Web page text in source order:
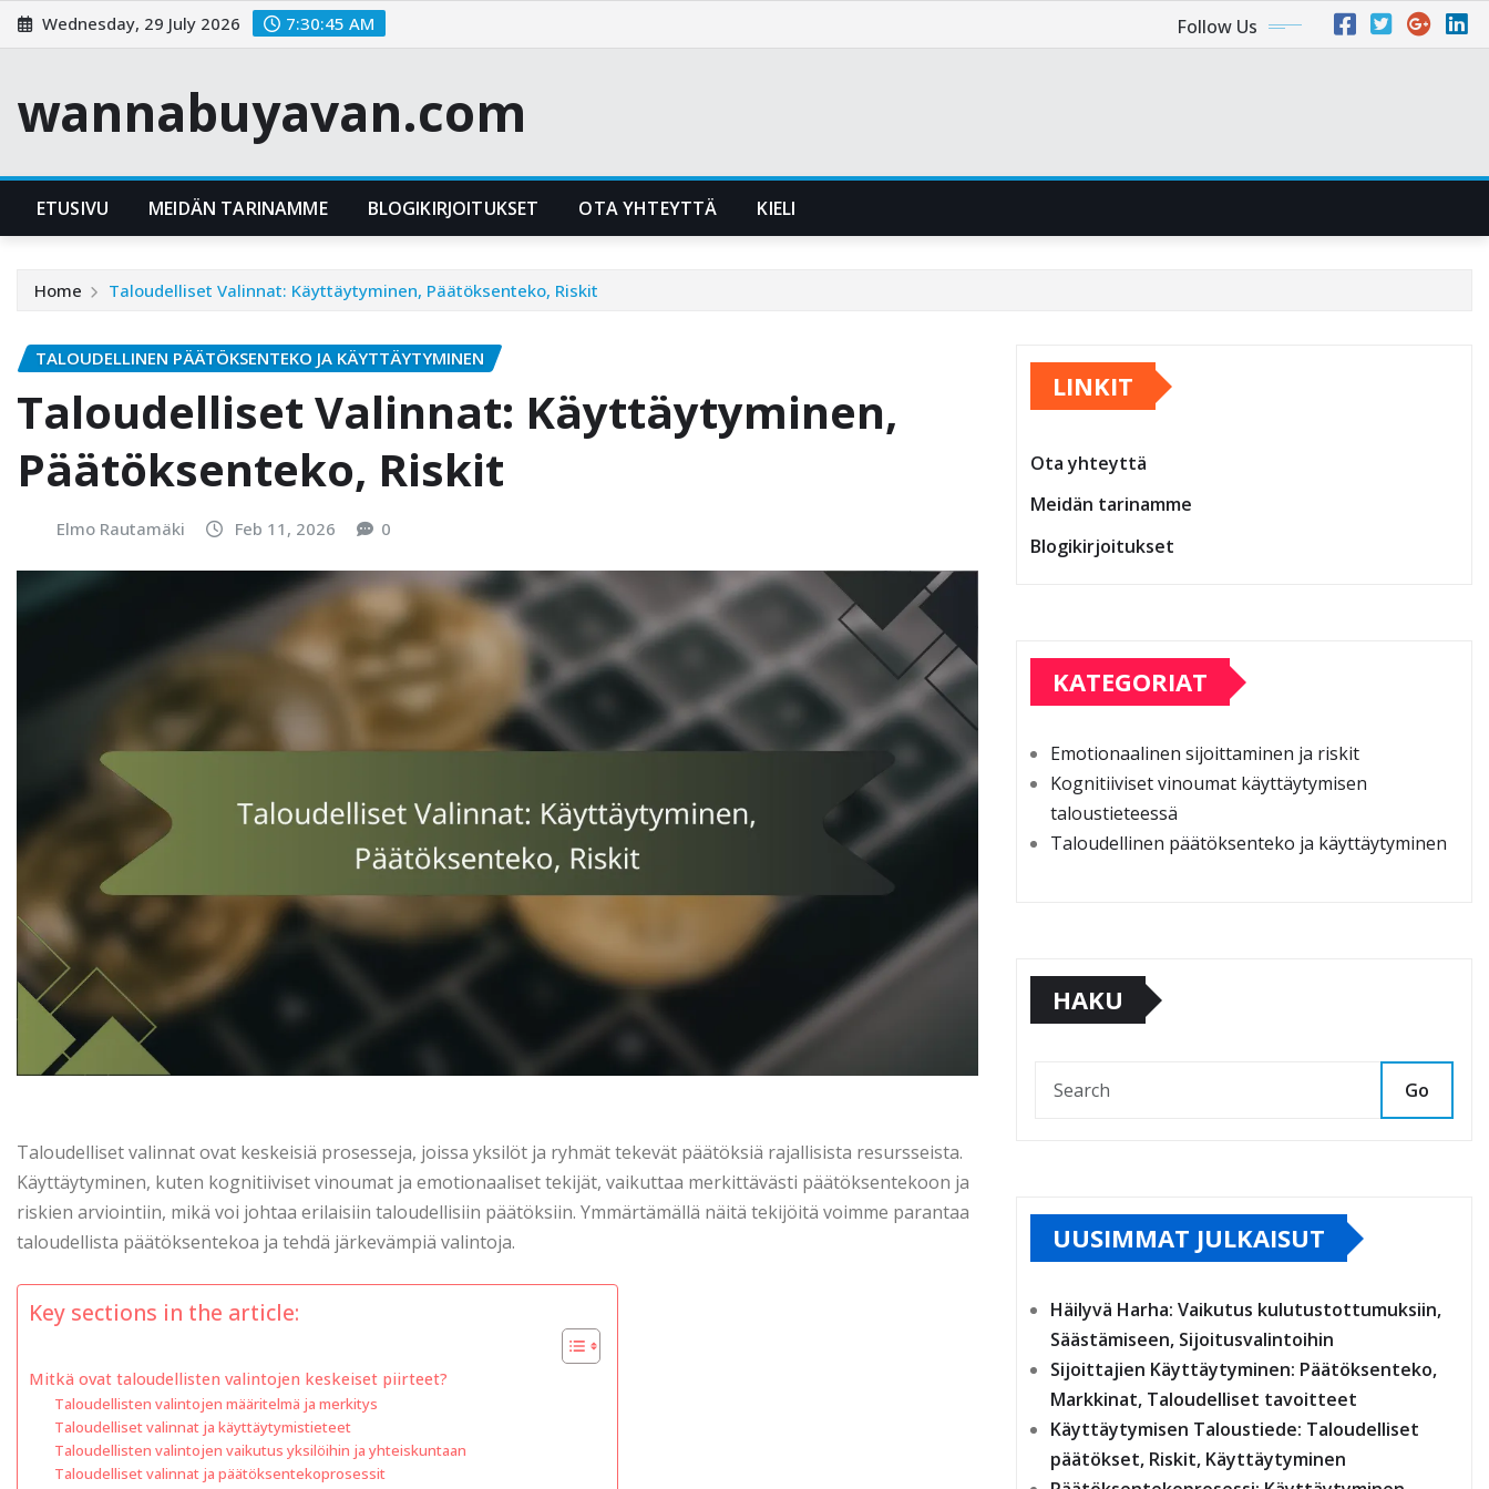
Skip
to
Wednesday, 29 July 2026 7:30:46 AM Follow Us
wannabuyavan.com
ETUSIVU MEIDÄN TARINAMME BLOGIKIRJOITUKSET OTA YHTEYTTÄ KIELI
Home Taloudelliset Valinnat: Käyttäytyminen, Päätöksenteko, Riskit
TALOUDELLINEN PÄÄTÖKSENTEKO JA KÄYTTÄYTYMINEN
Taloudelliset Valinnat: Käyttäytyminen,
Päätöksenteko, Riskit
Elmo Rautamäki Feb 11, 2026 0
Taloudelliset valinnat ovat keskeisiä prosesseja, joissa yksilöt ja ryhmät tekevät päätöksiä rajallisista resursseista.
Käyttäytyminen, kuten kognitiiviset vinoumat ja emotionaaliset tekijät, vaikuttaa merkittävästi päätöksentekoon ja
riskien arviointiin, mikä voi johtaa erilaisiin taloudellisiin päätöksiin. Ymmärtämällä näitä tekijöitä voimme parantaa
taloudellista päätöksentekoa ja tehdä järkevämpiä valintoja.
Key sections in the article:
Mitkä ovat taloudellisten valintojen keskeiset piirteet?
Taloudellisten valintojen määritelmä ja merkitys
Taloudelliset valinnat ja käyttäytymistieteet
Taloudellisten valintojen vaikutus yksilöihin ja yhteiskuntaan
Taloudelliset valinnat ja päätöksentekoprosessit
LINKIT
Ota yhteyttä
Meidän tarinamme
Blogikirjoitukset
KATEGORIAT
Emotionaalinen sijoittaminen ja riskit
Kognitiiviset vinoumat käyttäytymisen
taloustieteessä
Taloudellinen päätöksenteko ja käyttäytyminen
HAKU
Go
UUSIMMAT JULKAISUT
Häilyvä Harha: Vaikutus kulutustottumuksiin,
Säästämiseen, Sijoitusvalintoihin
Sijoittajien Käyttäytyminen: Päätöksenteko,
Markkinat, Taloudelliset tavoitteet
Käyttäytymisen Taloustiede: Taloudelliset
päätökset, Riskit, Käyttäytyminen